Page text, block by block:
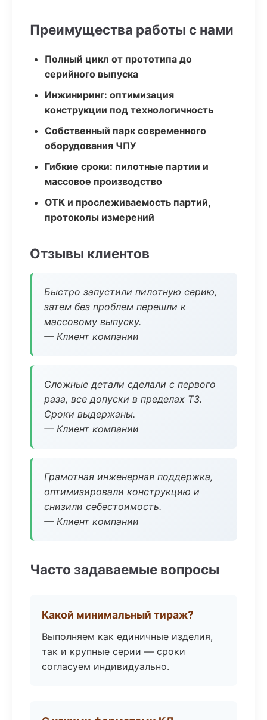
Преимущества работы с нами
Полный цикл от прототипа до
серийного выпуска
Инжиниринг: оптимизация
конструкции под технологичность
Собственный парк современного
оборудования ЧПУ
Гибкие сроки: пилотные партии и
массовое производство
ОТК и прослеживаемость партий,
протоколы измерений
Отзывы клиентов
Быстро запустили пилотную серию,
затем без проблем перешли к
массовому выпуску.
— Клиент компании
Сложные детали сделали с первого
раза, все допуски в пределах ТЗ.
Сроки выдержаны.
— Клиент компании
Грамотная инженерная поддержка,
оптимизировали конструкцию и
снизили себестоимость.
— Клиент компании
Часто задаваемые вопросы
Какой минимальный тираж?
Выполняем как единичные изделия,
так и крупные серии — сроки
согласуем индивидуально.